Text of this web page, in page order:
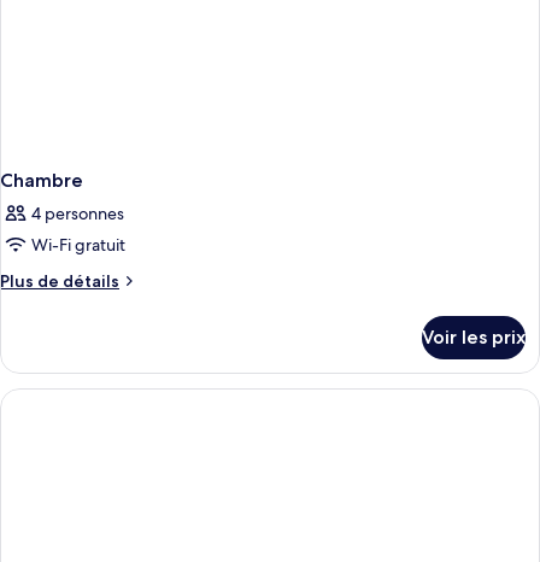
Chambre
4 personnes
Wi-Fi gratuit
Plus de détails
Plus
le
type
de
Voir les prix